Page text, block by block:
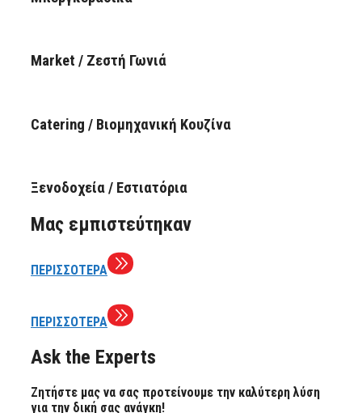
Market / Ζεστή Γωνιά
Catering / Βιομηχανική Κουζίνα
Ξενοδοχεία / Εστιατόρια
Μας εμπιστεύτηκαν
ΠΕΡΙΣΣΟΤΕΡΑ
ΠΕΡΙΣΣΟΤΕΡΑ
Ask the Experts
Ζητήστε μας να σας προτείνουμε την καλύτερη λύση
για την δική σας ανάγκη!